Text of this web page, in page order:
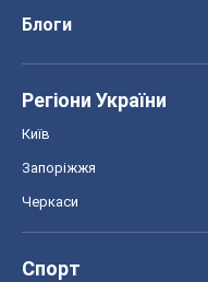
Блоги
Регіони України
Київ
Запоріжжя
Черкаси
Спорт